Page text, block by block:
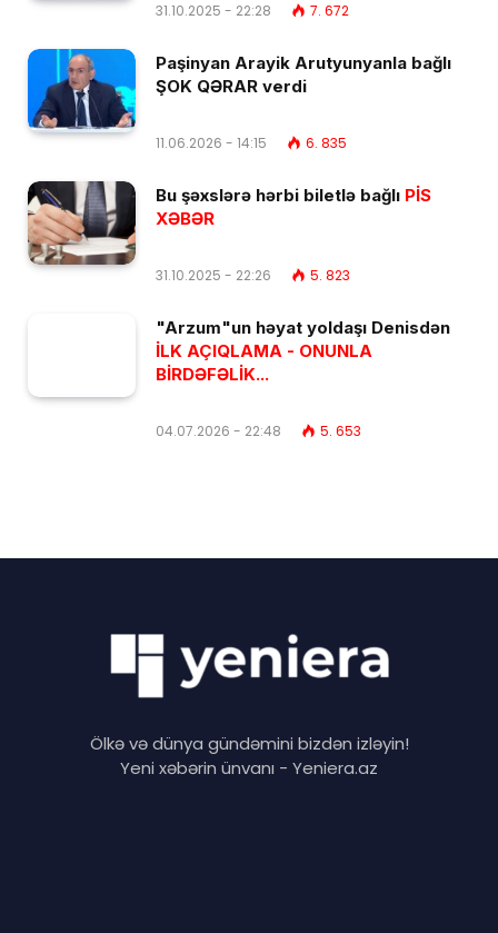
31.10.2025 - 22:28 7. 672
Paşinyan Arayik Arutyunyanla bağlı
ŞOK QƏRAR verdi
11.06.2026 - 14:15 6. 835
Bu şəxslərə hərbi biletlə bağlı PİS
XƏBƏR
31.10.2025 - 22:26 5. 823
"Arzum"un həyat yoldaşı Denisdən
İLK AÇIQLAMA - ONUNLA
BİRDƏFƏLİK...
04.07.2026 - 22:48 5. 653
Ölkə və dünya gündəmini bizdən izləyin!
Yeni xəbərin ünvanı - Yeniera.az